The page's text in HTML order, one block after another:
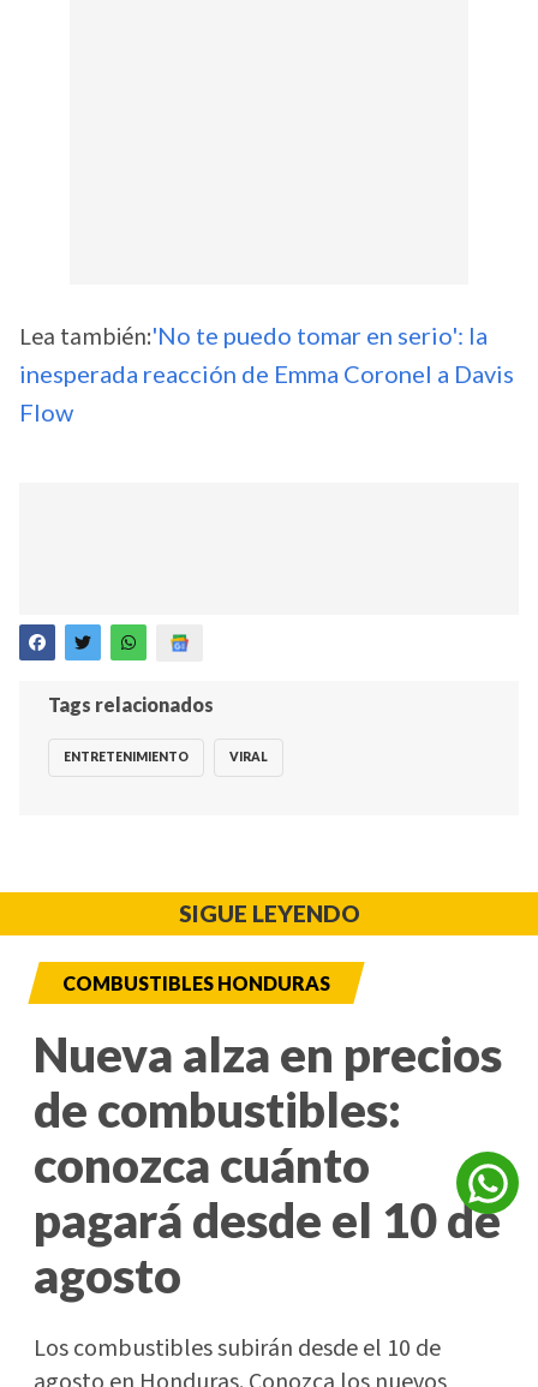
Lea también:'No te puedo tomar en serio': la
inesperada reacción de Emma Coronel a Davis
Flow
Tags relacionados
ENTRETENIMIENTO VIRAL
SIGUE LEYENDO
COMBUSTIBLES HONDURAS
Nueva alza en precios
de combustibles:
conozca cuánto
pagará desde el 10 de
agosto
Los combustibles subirán desde el 10 de